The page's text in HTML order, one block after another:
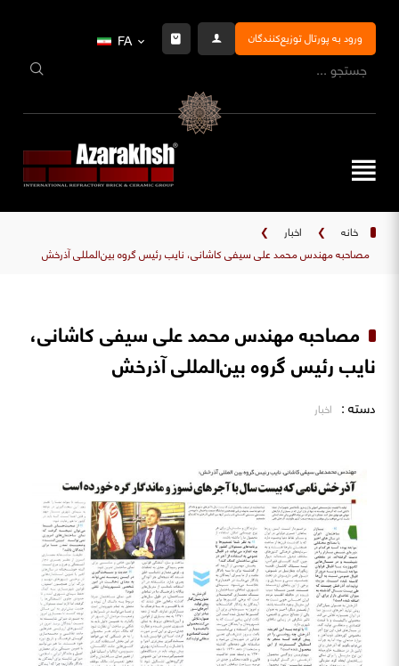
ورود به پورتال توزیع‌کنندگان FA
خانه ❯ اخبار
❯
مصاحبه مهندس محمد علی سیفی کاشانی، نایب رئیس گروه بین‌المللی آذرخش
مصاحبه مهندس محمد علی سیفی کاشانی،
نایب رئیس گروه بین‌المللی آذرخش
دسته : اخبار